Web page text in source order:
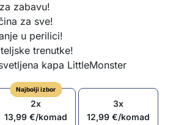
zabavu!
za sve!
u perilici!
trenutke!
kapa LittleMonster
Najbolji izbor
2x
13,99€/komad
3x
12,99€/komad